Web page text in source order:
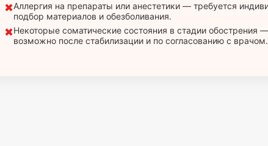
✖Аллергия на препараты или анестетики — требуется
подбор материалов и обезболивания.
✖Некоторые соматические состояния в стадии обострения
возможно после стабилизации и по согласованию с врачом.